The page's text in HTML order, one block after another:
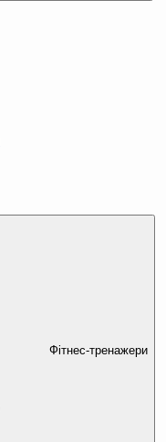
Фітнес-тренажери